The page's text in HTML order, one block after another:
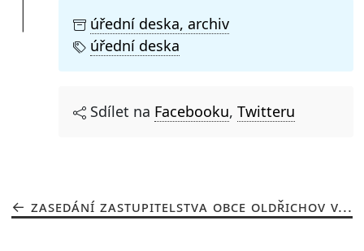
úřední deska, archiv
úřední deska
Sdílet na Facebooku, Twitteru
ZASEDÁNÍ ZASTUPITELSTVA OBCE OLDŘICHOV V...